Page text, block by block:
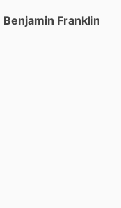
Benjamin Franklin